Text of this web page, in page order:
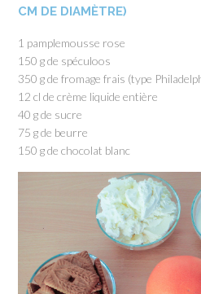
CM DE DIAMÈTRE)
1 pamplemousse rose
150 g de spéculoos
350 g de fromage frais (type
12 cl de crème liquide entière
40 g de sucre
75 g de beurre
150 g de chocolat blanc